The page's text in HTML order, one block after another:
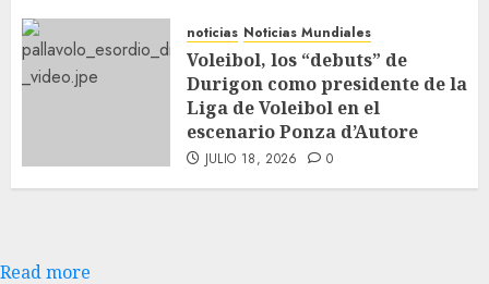
noticias Noticias Mundiales
Voleibol, los “debuts” de
Durigon como presidente de la
Liga de Voleibol en el
escenario Ponza d’Autore
JULIO 18, 2026 0
Read more